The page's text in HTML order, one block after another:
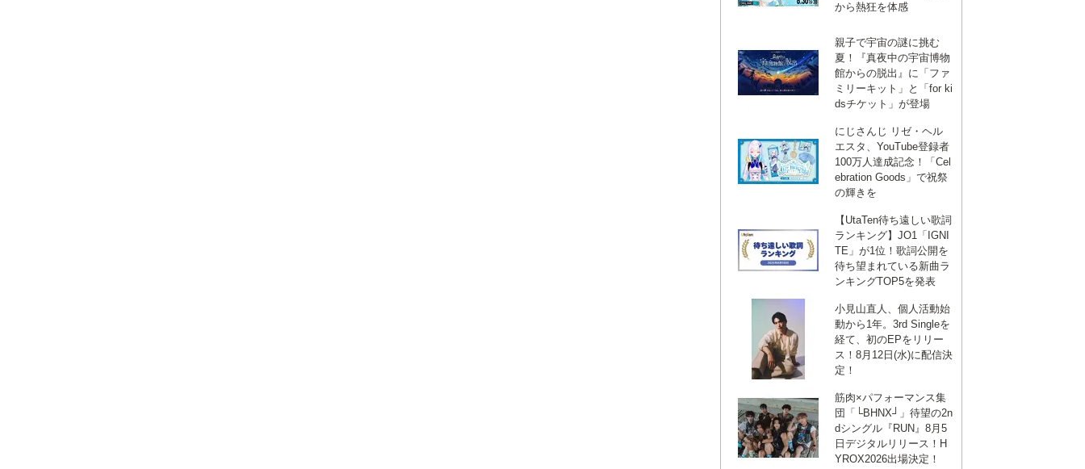
から熱狂を体感
親子で宇宙の謎に挑む
夏！『真夜中の宇宙博物
館からの脱出』に「ファ
ミリーキット」と「for ki
dsチケット」が登場
にじさんじ リゼ・ヘル
エスタ、YouTube登録者
100万人達成記念！「Cel
ebration Goods」で祝祭
の輝きを
【UtaTen待ち遠しい歌詞
ランキング】JO1「IGNI
TE」が1位！歌詞公開を
待ち望まれている新曲ラ
ンキングTOP5を発表
小見山直人、個人活動始
動から1年。3rd Singleを
経て、初のEPをリリー
ス！8月12日(水)に配信決
定！
筋肉×パフォーマンス集
団「└BHNX┘」待望の2n
dシングル『RUN』8月5
日デジタルリリース！H
YROX2026出場決定！